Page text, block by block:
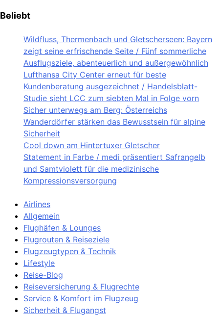
Beliebt
Wildfluss, Thermenbach und Gletscherseen: Bayern
zeigt seine erfrischende Seite / Fünf sommerliche
Ausflugsziele, abenteuerlich und außergewöhnlich
Lufthansa City Center erneut für beste
Kundenberatung ausgezeichnet / Handelsblatt-
Studie sieht LCC zum siebten Mal in Folge vorn
Sicher unterwegs am Berg: Österreichs
Wanderdörfer stärken das Bewusstsein für alpine
Sicherheit
Cool down am Hintertuxer Gletscher
Statement in Farbe / medi präsentiert Safrangelb
und Samtviolett für die medizinische
Kompressionsversorgung
Airlines
Allgemein
Flughäfen & Lounges
Flugrouten & Reiseziele
Flugzeugtypen & Technik
Lifestyle
Reise-Blog
Reiseversicherung & Flugrechte
Service & Komfort im Flugzeug
Sicherheit & Flugangst